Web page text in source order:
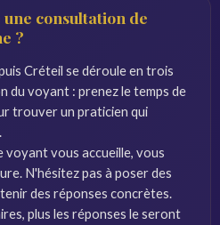
consultation de
?
Créteil se déroule en trois
du voyant : prenez le temps de
trouver un praticien qui
voyant vous accueille, vous
N'hésitez pas à poser des
des réponses concrètes.
plus les réponses le seront